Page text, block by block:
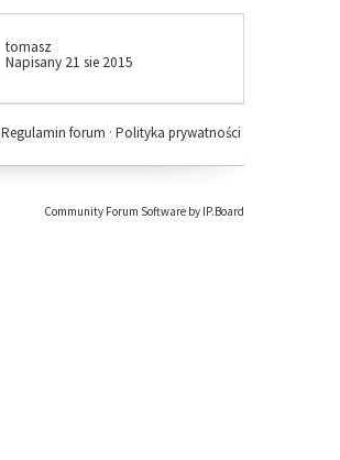
tomasz
Napisany 21 sie 2015
Polityka prywatności
Regulamin forum ·
Community Forum Software by IP.Board